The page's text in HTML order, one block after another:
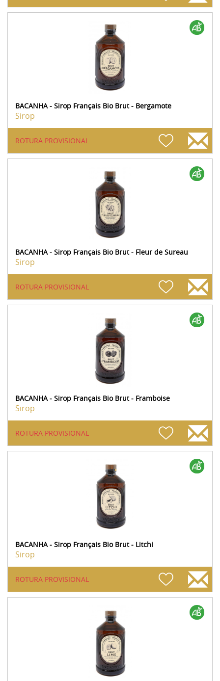
BACANHA - Sirop Français Bio Brut - Bergamote
Sirop
ROTURA PROVISIONAL
BACANHA - Sirop Français Bio Brut - Fleur de Sureau
Sirop
ROTURA PROVISIONAL
BACANHA - Sirop Français Bio Brut - Framboise
Sirop
ROTURA PROVISIONAL
BACANHA - Sirop Français Bio Brut - Litchi
Sirop
ROTURA PROVISIONAL